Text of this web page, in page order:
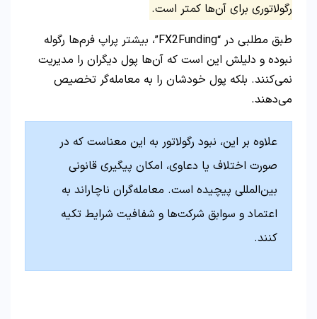
رگولاتوری برای آن‌ها کمتر است.
طبق مطلبی در “FX2Funding”، بیشتر پراپ فرم‌ها رگوله
نبوده و دلیلش این است که آن‌ها پول دیگران را مدیریت
نمی‌کنند. بلکه پول خودشان را به معامله‌گر تخصیص
می‌دهند.
علاوه بر این، نبود رگولاتور به این معناست که در
صورت اختلاف یا دعاوی، امکان پیگیری قانونی
بین‌المللی پیچیده است. معامله‌گران ناچار‌اند به
اعتماد و سوابق شرکت‌ها و شفافیت شرایط تکیه
کنند.